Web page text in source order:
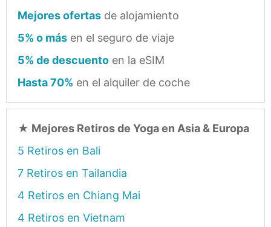
Mejores ofertas de alojamiento
5% o más en el seguro de viaje
5% de descuento en la eSIM
Hasta 70% en el alquiler de coche
★ Mejores Retiros de Yoga en Asia & Europa
5 Retiros en Bali
7 Retiros en Tailandia
4 Retiros en Chiang Mai
4 Retiros en Vietnam